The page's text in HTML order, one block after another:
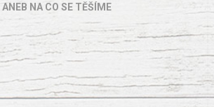
ANEB NA CO SE TĚŠÍME